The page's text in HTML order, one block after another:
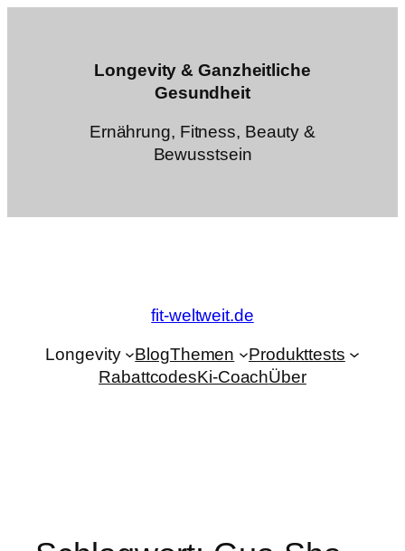
Longevity & Ganzheitliche
Gesundheit
Ernährung, Fitness, Beauty &
Bewusstsein
fit-weltweit.de
Longevity BlogThemen
Produkttests
RabattcodesKi-CoachÜber